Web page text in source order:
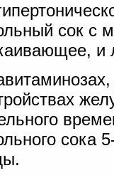
сок с
и
сока